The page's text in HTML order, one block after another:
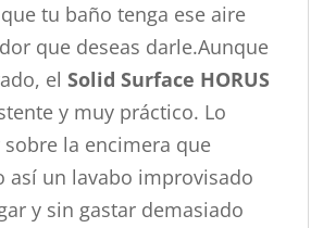
tu baño tenga ese aire
que deseas darle.Aunque
elSolid Surface HORUS
y muy práctico. Lo
la encimera que
así un lavabo improvisado
y sin gastar demasiado